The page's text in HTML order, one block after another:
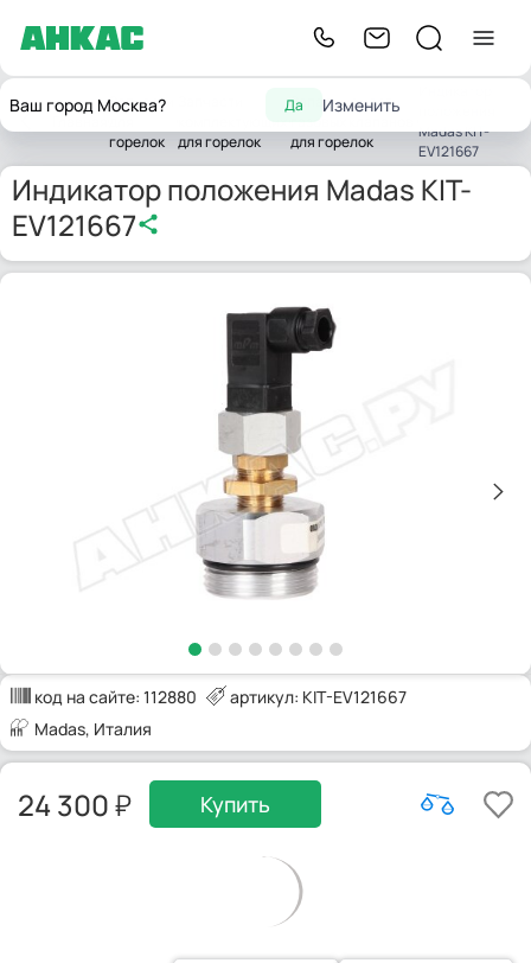
Ваш город Москва? Да Изменить
Главная
Запчасти
горелок
для горелок
Запасные части
для горелок
Madas KIT-
EV121667
Индикатор положения Madas KIT-
EV121667
код на сайте: 112880
артикул: KIT-EV121667
Madas, Италия
24 300 Купить